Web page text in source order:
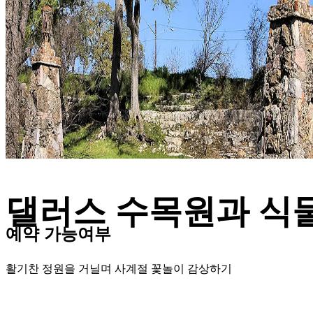
댈러스 수목원과 식
활기찬 정원을 거닐며 사계절 꽃놀이 감상하기
예약 가능여부